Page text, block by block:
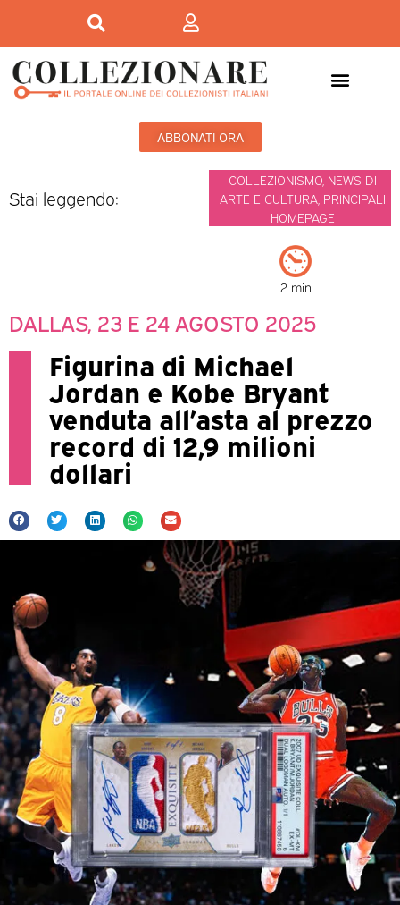
ABBONATI ORA
Stai leggendo:
COLLEZIONISMO, NEWS DI
ARTE E CULTURA, PRINCIPALI
HOMEPAGE
2 min
DALLAS, 23 E 24 AGOSTO 2025
Figurina di Michael
Jordan e Kobe Bryant
venduta all’asta al prezzo
record di 12,9 milioni
dollari